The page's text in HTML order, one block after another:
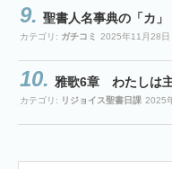
聖書人名事典の「カ」
カテゴリ: ガチコミ 2025年11月28日
雅歌6章 わたしは
カテゴリ: リジョイス聖書日課 2025